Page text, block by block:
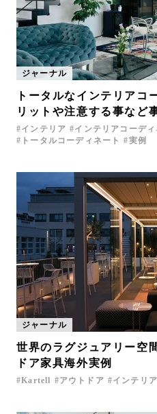
ジャーナル
トータルなインテリアコ
リットや注意する事など
インテリア インテリアコーディ
トータルコーディネート
実例
ジャーナル
世界のラグジュアリー空
ドア家具海外実例
Kartell アウトドア インテリア